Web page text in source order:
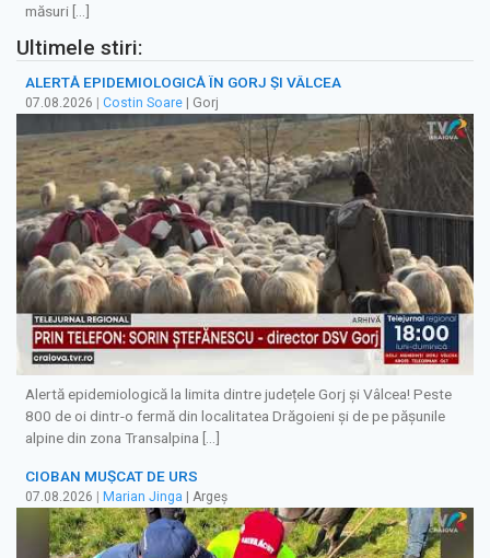
măsuri […]
Ultimele stiri:
ALERTĂ EPIDEMIOLOGICĂ ÎN GORJ ȘI VÂLCEA
07.08.2026 Costin Soare | Gorj
Alertă epidemiologică la limita dintre județele Gorj și Vâlcea! Peste
800 de oi dintr-o fermă din localitatea Drăgoieni și de pe pășunile
alpine din zona Transalpina […]
CIOBAN MUȘCAT DE URS
07.08.2026 | Marian Jinga | Argeș